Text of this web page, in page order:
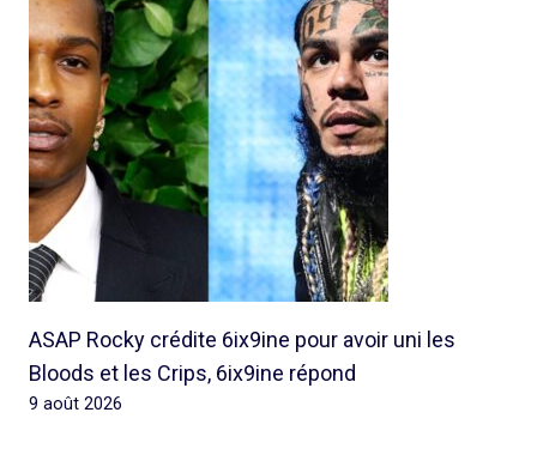
ASAP Rocky crédite 6ix9ine pour avoir uni les
Bloods et les Crips, 6ix9ine répond
9 août 2026